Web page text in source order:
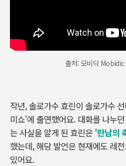
출처: 모비딕 Mobidic
작년, 솔로가수 효린이 솔로가수
미쇼'에 출연했어요. 대화를 나누
는 사실을 알게 된 효린은 '만남의
했는데, 해당 발언은 현재에도 레
있어요.